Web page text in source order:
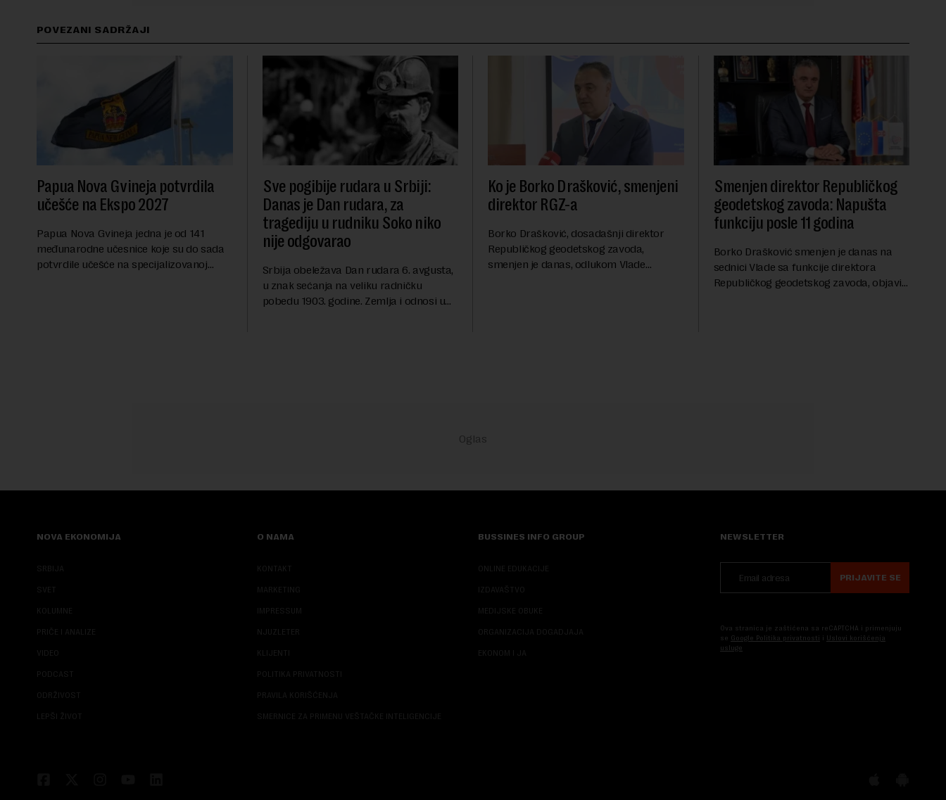
POVEZANI SADRŽAJI
Papua Nova Gvineja potvrdila
učešće na Ekspo 2027
Papua Nova Gvineja jedna je od 141
međunarodne učesnice koje su do sada
potvrdile učešće na specijalizovanoj
Sve pogibije rudara u Srbiji:
Danas je Dan rudara, za
tragediju u rudniku Soko niko
nije odgovarao
Srbija obeležava Dan rudara 6. avgusta,
u znak sećanja na veliku radničku
pobedu 1903. godine. Zemlja i odnosi u
Ko je Borko Drašković, smenjeni
direktor RGZ-a
Borko Drašković, dosadašnji direktor
Republičkog geodetskog zavoda,
smenjen je danas, odlukom Vlade
Smenjen direktor Republičkog
geodetskog zavoda: Napušta
funkciju posle 11 godina
Borko Drašković smenjen je danas na
sednici Vlade sa funkcije direktora
Republičkog geodetskog zavoda, objavio
NOVA EKONOMIJA
SRBIJA
SVET
KOLUMNE
PRIČE I ANALIZE
VIDEO
PODCAST
ODRŽIVOST
LEPŠI ŽIVOT
O NAMA
KONTAKT
MARKETING
IMPRESSUM
NJUZLETER
KLIJENTI
POLITIKA PRIVATNOSTI
PRAVILA KORIŠĆENJA
SMERNICE ZA PRIMENU VEŠTAČKE INTELIGENCIJE
BUSSINES INFO GROUP
ONLINE EDUKACIJE
IZDAVAŠTVO
MEDIJSKE OBUKE
ORGANIZACIJA DOGADJAJA
EKONOM I JA
NEWSLETTER
PRIJAVITE SE
Ova stranica je zaštićena sa reCAPTCHA i primenjuju
se Google Politika privatnosti i Uslovi korišćenja
usluge